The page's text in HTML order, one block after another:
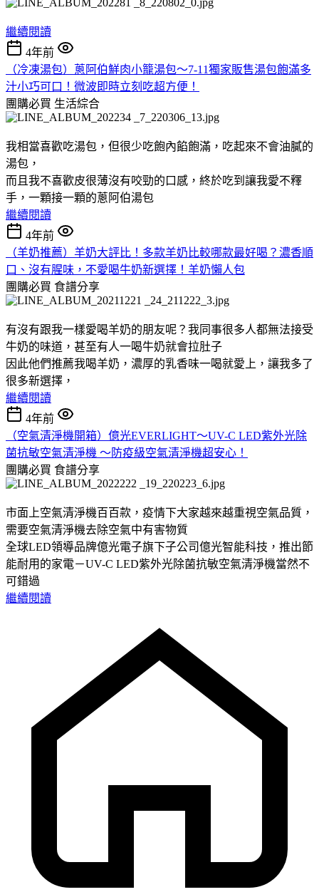
繼續閱讀
4年前
（冷凍湯包）蔥阿伯鮮肉小籠湯包～7-11獨家販售湯包飽滿多
汁小巧可口！微波即時立刻吃超方便！
團購必買 生活綜合
我相當喜歡吃湯包，但很少吃飽內餡飽滿，吃起來不會油膩的
湯包，
而且我不喜歡皮很薄沒有咬勁的口感，終於吃到讓我愛不釋
手，一顆接一顆的蔥阿伯湯包
繼續閱讀
4年前
（羊奶推薦）羊奶大評比！多款羊奶比較哪款最好喝？濃香順
口、沒有腥味，不愛喝牛奶新選擇！羊奶懶人包
團購必買 食譜分享
有沒有跟我一樣愛喝羊奶的朋友呢？我同事很多人都無法接受
牛奶的味道，甚至有人一喝牛奶就會拉肚子
因此他們推薦我喝羊奶，濃厚的乳香味一喝就愛上，讓我多了
很多新選擇，
繼續閱讀
4年前
（空氣清淨機開箱）億光EVERLIGHT～UV-C LED紫外光除
菌抗敏空氣清淨機 ～防疫級空氣清淨機超安心！
團購必買 食譜分享
市面上空氣清淨機百百款，疫情下大家越來越重視空氣品質，
需要空氣清淨機去除空氣中有害物質
全球LED領導品牌億光電子旗下子公司億光智能科技，推出節
能耐用的家電－UV-C LED紫外光除菌抗敏空氣清淨機當然不
可錯過
繼續閱讀